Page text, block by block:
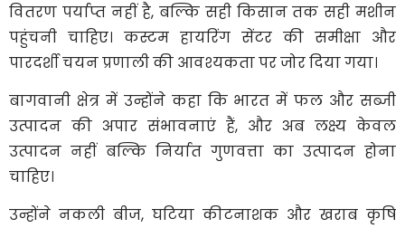
वितरण पर्याप्त नहीं है, बल्कि सही किसान तक सही मशीन
पहुंचनी चाहिए। कस्टम हायरिंग सेंटर की समीक्षा और
पारदर्शी चयन प्रणाली की आवश्यकता पर जोर दिया गया।
बागवानी क्षेत्र में उन्होंने कहा कि भारत में फल और सब्जी
उत्पादन की अपार संभावनाएं हैं, और अब लक्ष्य केवल
उत्पादन नहीं बल्कि निर्यात गुणवत्ता का उत्पादन होना
चाहिए।
उन्होंने नकली बीज, घटिया कीटनाशक और खराब कृषि